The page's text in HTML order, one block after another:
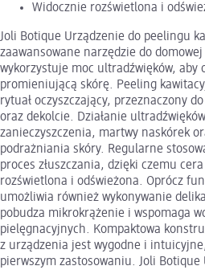
Widocznie rozświetlona i
Joli Botique Urządzenie do peelingu
zaawansowane narzędzie do
wykorzystuje moc ultradźwięków, aby
promieniującą skórę. Peeling
rytuał oczyszczający, przeznaczony
oraz dekolcie. Działanie
zanieczyszczenia, martwy naskórek
podrażniania skóry. Regularne
proces złuszczania, dzięki czemu
rozświetlona i odświeżona. Oprócz
umożliwia również wykonywanie
pobudza mikrokrążenie i wspomaga
pielęgnacyjnych. Kompaktowa
z urządzenia jest wygodne i
pierwszym zastosowaniu. Joli